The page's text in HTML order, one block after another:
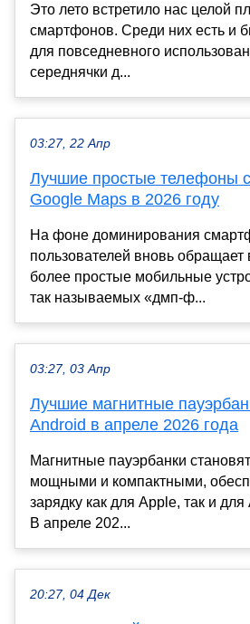
Это лето встретило нас целой
смартфонов. Среди них есть и
для повседневного
середнячки д...
03:27, 22 Апр
Лучшие простые телефоны
Google Maps в 2026 году
На фоне доминирования
пользователей вновь
более простые мобильные
так называемых «дмп-ф...
03:27, 03 Апр
Лучшие магнитные
Android в апреле 2026 года
Магнитные пауэрбанки
мощными и компактными,
зарядку как для Apple, так и
В апреле 202...
20:27, 04 Дек